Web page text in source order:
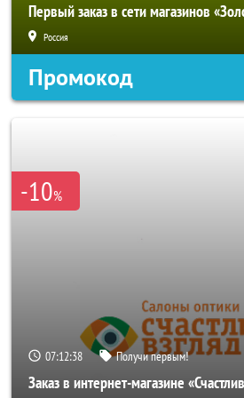
Первый заказ в сети магазинов
Россия
Промокод
-10%
07:12:38 Получи первым!
Заказ в интернет-магазине